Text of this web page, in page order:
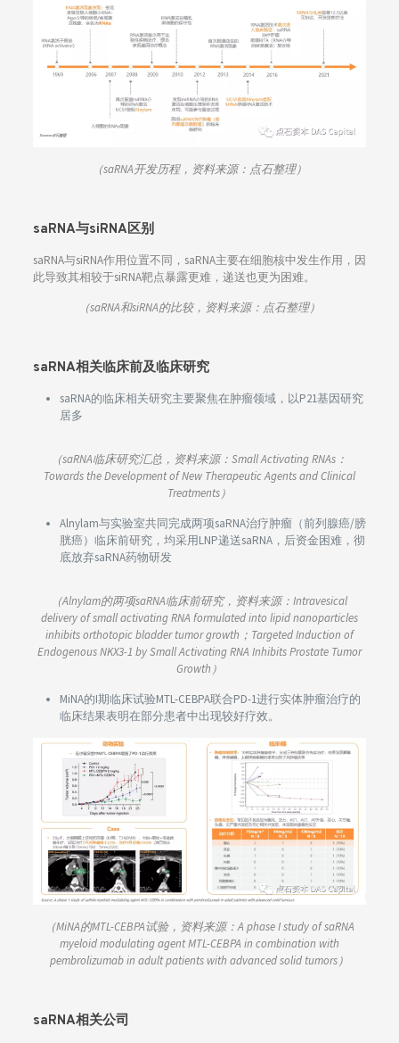
（saRNA开发历程，资料来源：点石整理）
saRNA与siRNA区别
saRNA与siRNA作用位置不同，saRNA主要在细胞核中发生作用，因
此导致其相较于siRNA靶点暴露更难，递送也更为困难。
（saRNA和siRNA的比较，资料来源：点石整理）
saRNA相关临床前及临床研究
saRNA的临床相关研究主要聚焦在肿瘤领域，以P21基因研究
居多
（saRNA临床研究汇总，资料来源：Small Activating RNAs：
Towards the Development of New Therapeutic Agents and Clinical
Treatments）
Alnylam与实验室共同完成两项saRNA治疗肿瘤（前列腺癌/膀
胱癌）临床前研究，均采用LNP递送saRNA，后资金困难，彻
底放弃saRNA药物研发
（Alnylam的两项saRNA临床前研究，资料来源：Intravesical
delivery of small activating RNA formulated into lipid nanoparticles
inhibits orthotopic bladder tumor growth；Targeted Induction of
Endogenous NKX3-1 by Small Activating RNA Inhibits Prostate Tumor
Growth）
MiNA的I期临床试验MTL-CEBPA联合PD-1进行实体肿瘤治疗的
临床结果表明在部分患者中出现较好疗效。
（MiNA的MTL-CEBPA试验，资料来源：A phase I study of saRNA
myeloid modulating agent MTL-CEBPA in combination with
pembrolizumab in adult patients with advanced solid tumors）
saRNA相关公司